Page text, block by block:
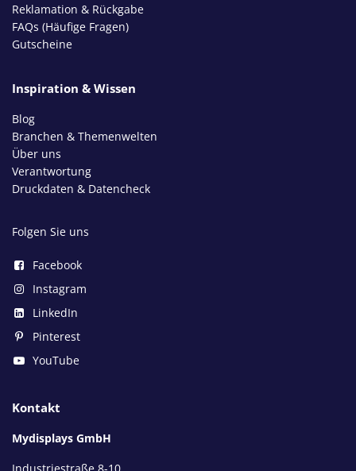
Reklamation & Rückgabe
FAQs (Häufige Fragen)
Gutscheine
Inspiration & Wissen
Blog
Branchen & Themenwelten
Über uns
Verantwortung
Druckdaten & Datencheck
Folgen Sie uns
Facebook
Instagram
LinkedIn
Pinterest
YouTube
Kontakt
Mydisplays GmbH
Industriestraße 8-10